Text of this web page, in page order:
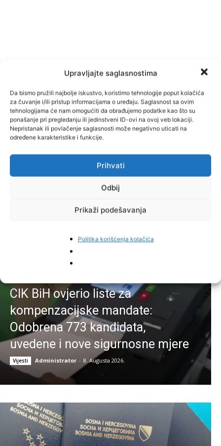
Upravljajte saglasnostima
Da bismo pružili najbolje iskustvo, koristimo tehnologije poput kolačića
za čuvanje i/ili pristup informacijama o uređaju. Saglasnost sa ovim
tehnologijama će nam omogućiti da obrađujemo podatke kao što su
ponašanje pri pregledanju ili jedinstveni ID-ovi na ovoj veb lokaciji.
Nepristanak ili povlačenje saglasnosti može negativno uticati na
određene karakteristike i funkcije.
Prihvati
Odbij
Prikaži podešavanja
Politika korišćenja kolačića
TAGOVI Jelah sportska dvorana
Pinterest
Najnovije vijesti
CIK BiH ovjerio liste za
kompenzacijske mandate:
Odobrena 773 kandidata,
uvedene i nove sigurnosne mjere
Vijesti Administrator - 8. Augusta 2026.